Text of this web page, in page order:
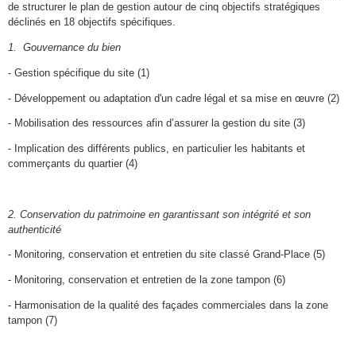
de structurer le plan de gestion autour de cinq objectifs stratégiques
déclinés en 18 objectifs spécifiques.
1. Gouvernance du bien
- Gestion spécifique du site (1)
- Développement ou adaptation d'un cadre légal et sa mise en œuvre (2)
- Mobilisation des ressources afin d’assurer la gestion du site (3)
- Implication des différents publics, en particulier les habitants et
commerçants du quartier (4)
2. Conservation du patrimoine en garantissant son intégrité et son
authenticité
- Monitoring, conservation et entretien du site classé Grand-Place (5)
- Monitoring, conservation et entretien de la zone tampon (6)
- Harmonisation de la qualité des façades commerciales dans la zone
tampon (7)